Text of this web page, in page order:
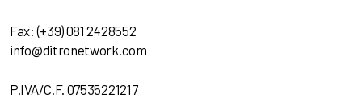
Fax: (+39) 081 2428552
info@ditronetwork.com
P.IVA/C.F. 07535221217